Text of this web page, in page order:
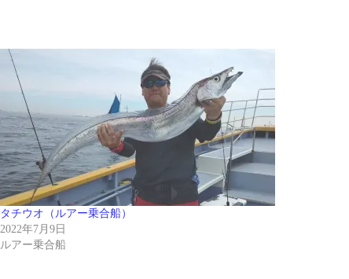
タチウオ（ルアー乗合船）
2022年7月9日
ルアー乗合船